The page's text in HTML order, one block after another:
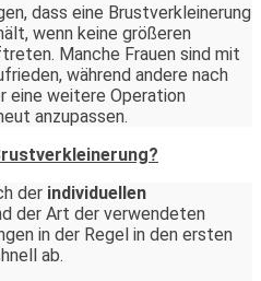
dass eine Brustverkleinerung
wenn keine größeren
Manche Frauen sind mit
während andere nach
eine weitere Operation
anzupassen.
der individuellen
der Art der verwendeten
in der Regel in den ersten
ab.